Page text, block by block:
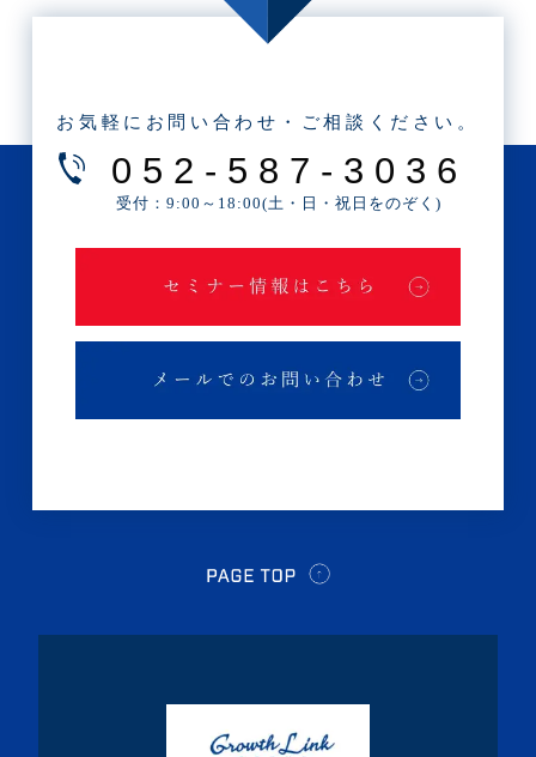
・2025年4月(1記事)
・2025年2月(3記事)
・2025年1月(1記事)
お気軽にお問い合わせ・ご相談ください。
052-587-3036
受付：9:00～18:00(土・日・祝日をのぞく)